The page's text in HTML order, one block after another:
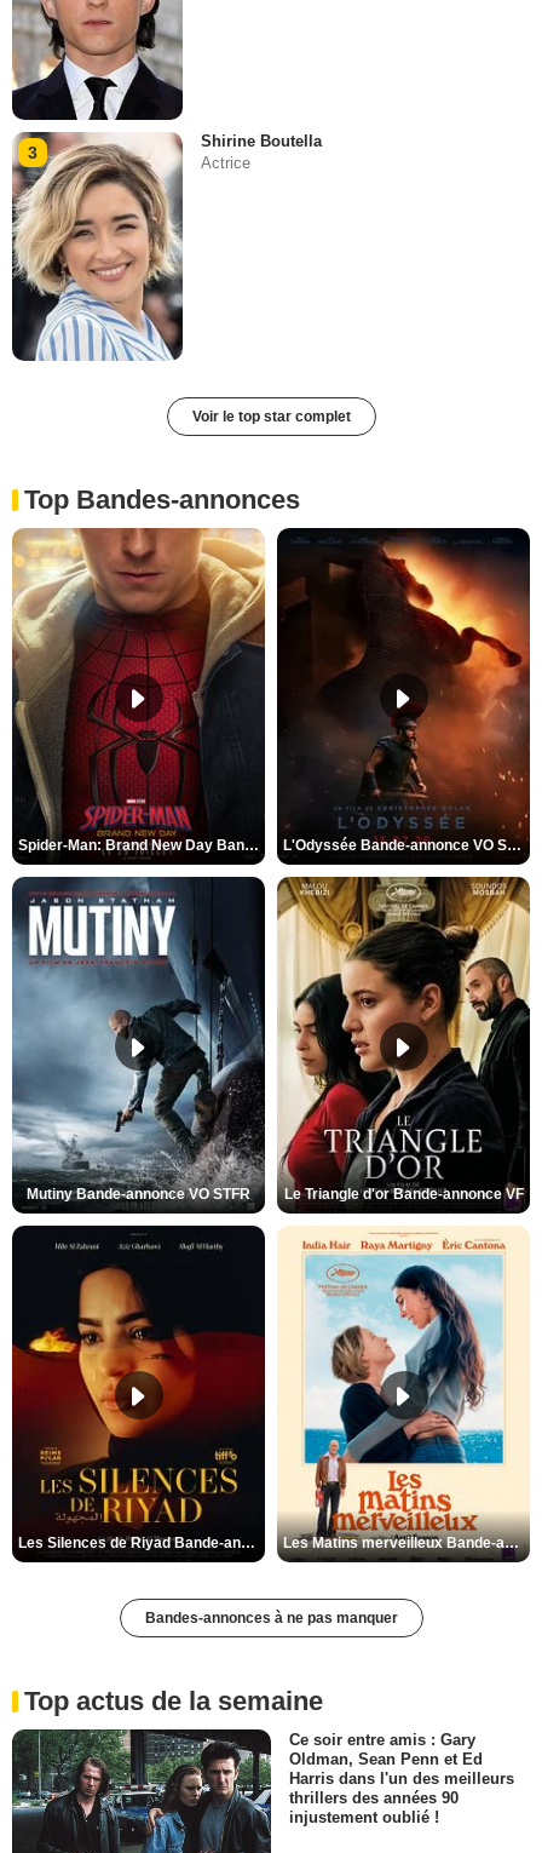
3
Shirine Boutella
Actrice
Voir le top star complet
Top Bandes-annonces
Spider-Man: Brand New Day Bande-annonce VO STFR L'Odyssée Bande-annonce VO STFR
Mutiny Bande-annonce VO STFR Le Triangle d'or Bande-annonce VF
Les Silences de Riyad Bande-annonce VO STFR Les Matins merveilleux Bande-annonce VF
Bandes-annonces à ne pas manquer
Top actus de la semaine
Ce soir entre amis : Gary
Oldman, Sean Penn et Ed
Harris dans l'un des meilleurs
thrillers des années 90
injustement oublié !